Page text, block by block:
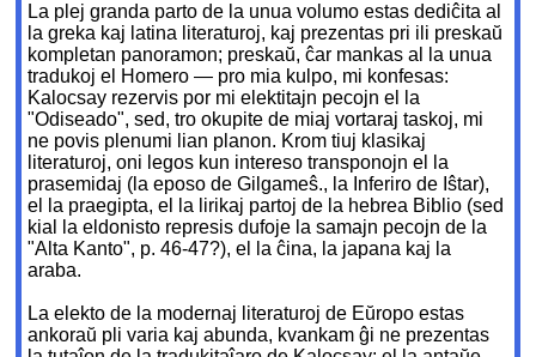
La plej granda parto de la unua volumo estas dediĉita al
la greka kaj latina literaturoj, kaj prezentas pri ili preskaŭ
kompletan panoramon; preskaŭ, ĉar mankas al la unua
tradukoj el Homero — pro mia kulpo, mi konfesas:
Kalocsay rezervis por mi elektitajn pecojn el la
"Odiseado", sed, tro okupite de miaj vortaraj taskoj, mi
ne povis plenumi lian planon. Krom tiuj klasikaj
literaturoj, oni legos kun intereso transponojn el la
prasemidaj (la eposo de Gilgameŝ., la Inferiro de Iŝtar),
el la praegipta, el la lirikaj partoj de la hebrea Biblio (sed
kial la eldonisto represis dufoje la samajn pecojn de la
"Alta Kanto", p. 46-47?), el la ĉina, la japana kaj la
araba.
La elekto de la modernaj literaturoj de Eŭropo estas
ankoraŭ pli varia kaj abunda, kvankam ĝi ne prezentas